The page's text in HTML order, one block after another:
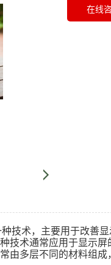
在线
技术，主要用于改善
技术通常应用于显示
由多层不同的材料组